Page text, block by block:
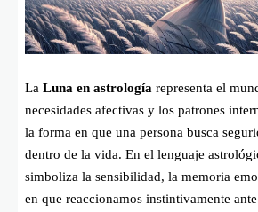
La Luna en astrología representa el
necesidades afectivas y los patrones
la forma en que una persona busca
dentro de la vida. En el lenguaje
simboliza la sensibilidad, la memoria
en que reaccionamos instintivamente